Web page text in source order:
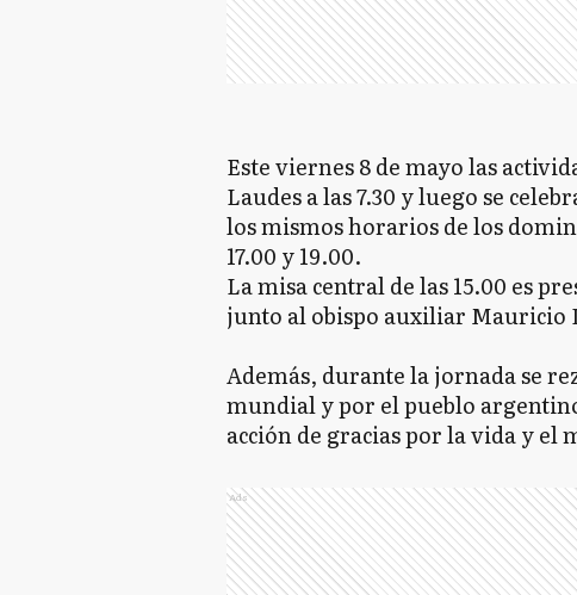
Este viernes 8 de mayo las
Laudes a las 7.30 y luego se
los mismos horarios de los
17.00 y 19.00.
La misa central de las 15.00 es
junto al obispo auxiliar Mauricio
Además, durante la jornada se
mundial y por el pueblo
acción de gracias por la vida y el
Ads